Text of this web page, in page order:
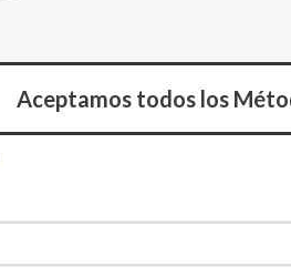
Aceptamos todos los